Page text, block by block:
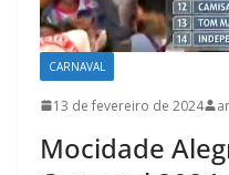
CARNAVAL
13 de fevereiro de 2024
Mocidade